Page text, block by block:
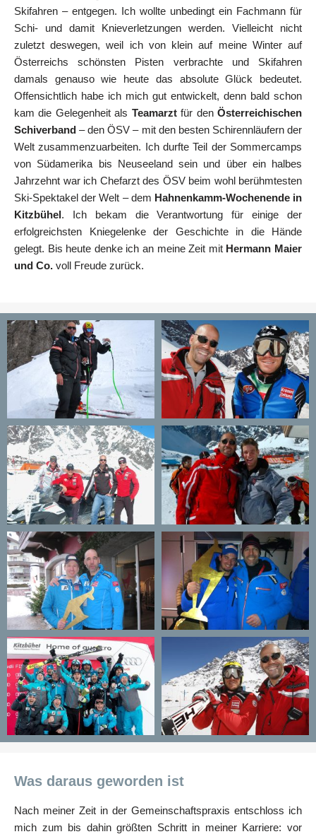
Skifahren – entgegen. Ich wollte unbedingt ein Fachmann für
Schi- und damit Knieverletzungen werden. Vielleicht nicht
zuletzt deswegen, weil ich von klein auf meine Winter auf
Österreichs schönsten Pisten verbrachte und Skifahren
damals genauso wie heute das absolute Glück bedeutet.
Offensichtlich habe ich mich gut entwickelt, denn bald schon
kam die Gelegenheit als Teamarztfür denÖsterreichischen
Schiverband – den ÖSV – mit den besten Schirennläufern der
Welt zusammenzuarbeiten. Ich durfte Teil der Sommercamps
von Südamerika bis Neuseeland sein und über ein halbes
Jahrzehnt war ich Chefarzt des ÖSV beim wohl berühmtesten
Ski-Spektakel der Welt – dem Hahnenkamm-Wochenende in
Kitzbühel. Ich bekam die Verantwortung für einige der
erfolgreichsten Kniegelenke der Geschichte in die Hände
gelegt. Bis heute denke ich an meine Zeit mit Hermann Maier
und Co. voll Freude zurück.
Was daraus geworden ist
Nach meiner Zeit in der Gemeinschaftspraxis entschloss ich
mich zum bis dahin größten Schritt in meiner Karriere: vor